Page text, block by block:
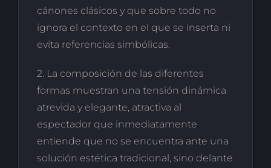
cánones clásicos y que sobre todo no
ignora el contexto en el que se inserta ni
evita referencias simbólicas.
2. La composición de las diferentes
formas muestran una tensión dinámica
atrevida y elegante, atractiva al
espectador que inmediatamente
entiende que no se encuentra ante una
solución estética tradicional, sino delante